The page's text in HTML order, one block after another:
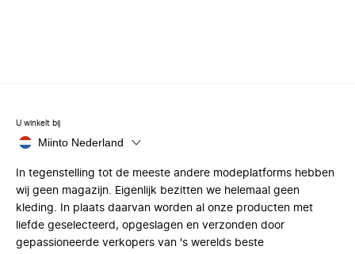
U winkelt bij
Miinto Nederland
In tegenstelling tot de meeste andere modeplatforms hebben
wij geen magazijn. Eigenlijk bezitten we helemaal geen
kleding. In plaats daarvan worden al onze producten met
liefde geselecteerd, opgeslagen en verzonden door
gepassioneerde verkopers van 's werelds beste